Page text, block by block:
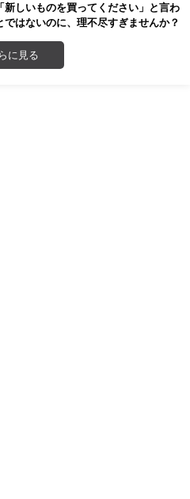
新しいものを買ってください」と言わ
ではないのに、理不尽すぎませんか？
に見る